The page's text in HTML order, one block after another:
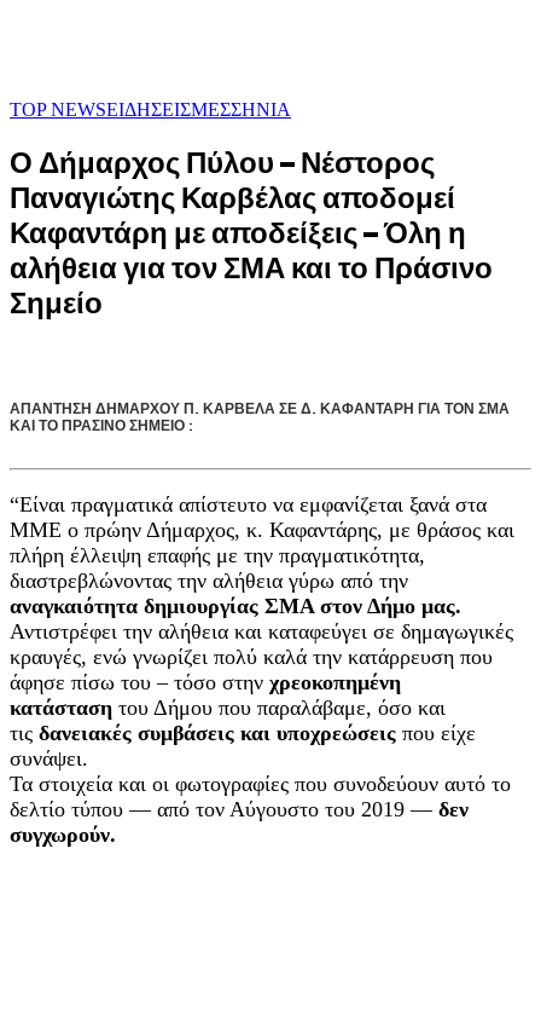
TOP NEWSΕΙΔΗΣΕΙΣΜΕΣΣΗΝΙΑ
Ο Δήμαρχος Πύλου – Νέστορος
Παναγιώτης Καρβέλας αποδομεί
Καφαντάρη με αποδείξεις – Όλη η
αλήθεια για τον ΣΜΑ και το Πράσινο
Σημείο
ΑΠΑΝΤΗΣΗ ΔΗΜΑΡΧΟΥ Π. ΚΑΡΒΕΛΑ ΣΕ Δ. ΚΑΦΑΝΤΑΡΗ ΓΙΑ ΤΟΝ ΣΜΑ
ΚΑΙ ΤΟ ΠΡΑΣΙΝΟ ΣΗΜΕΙΟ :
“Είναι πραγματικά απίστευτο να εμφανίζεται ξανά στα
ΜΜΕ ο πρώην Δήμαρχος, κ. Καφαντάρης, με θράσος και
πλήρη έλλειψη επαφής με την πραγματικότητα,
διαστρεβλώνοντας την αλήθεια γύρω από την
αναγκαιότητα δημιουργίας ΣΜΑ στον Δήμο μας.
Αντιστρέφει την αλήθεια και καταφεύγει σε δημαγωγικές
κραυγές, ενώ γνωρίζει πολύ καλά την κατάρρευση που
άφησε πίσω του – τόσο στην χρεοκοπημένη
κατάσταση του Δήμου που παραλάβαμε, όσο και
τις δανειακές συμβάσεις και υποχρεώσεις που είχε
συνάψει.
Τα στοιχεία και οι φωτογραφίες που συνοδεύουν αυτό το
δελτίο τύπου — από τον Αύγουστο του 2019 — δεν
συγχωρούν.